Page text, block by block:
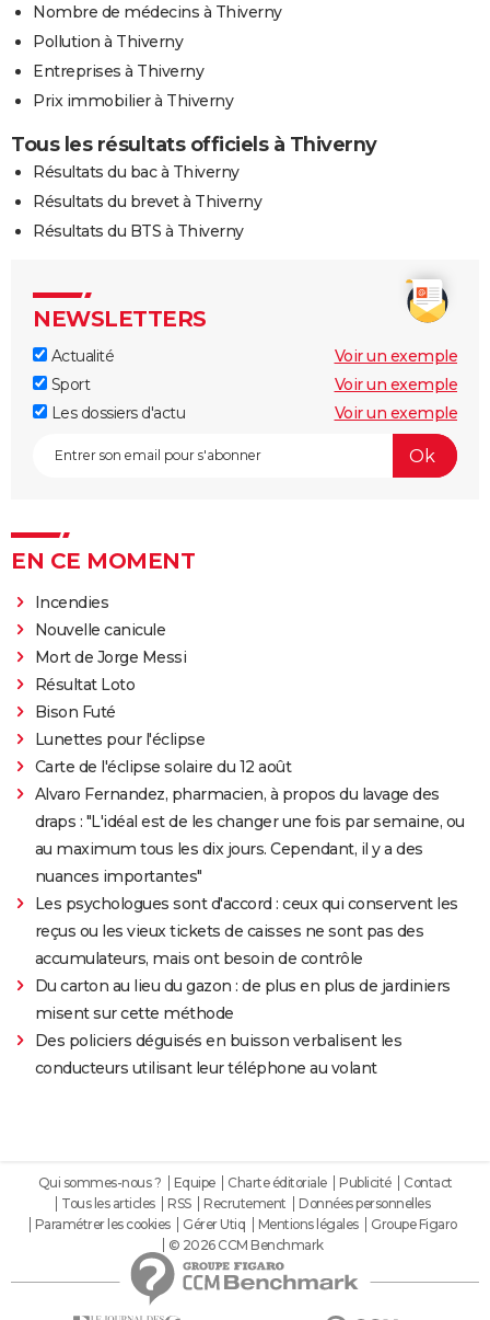
Nombre de médecins à Thiverny
Pollution à Thiverny
Entreprises à Thiverny
Prix immobilier à Thiverny
Tous les résultats officiels à Thiverny
Résultats du bac à Thiverny
Résultats du brevet à Thiverny
Résultats du BTS à Thiverny
NEWSLETTERS
Actualité
Voir un exemple
Sport
Voir un exemple
Les dossiers d'actu
Voir un exemple
EN CE MOMENT
Incendies
Nouvelle canicule
Mort de Jorge Messi
Résultat Loto
Bison Futé
Lunettes pour l'éclipse
Carte de l'éclipse solaire du 12 août
Alvaro Fernandez, pharmacien, à propos du lavage des
draps : "L'idéal est de les changer une fois par semaine, ou
au maximum tous les dix jours. Cependant, il y a des
nuances importantes"
Les psychologues sont d'accord : ceux qui conservent les
reçus ou les vieux tickets de caisses ne sont pas des
accumulateurs, mais ont besoin de contrôle
Du carton au lieu du gazon : de plus en plus de jardiniers
misent sur cette méthode
Des policiers déguisés en buisson verbalisent les
conducteurs utilisant leur téléphone au volant
Qui sommes-nous ? Equipe Charte éditoriale Publicité
Contact
Tous les articles
RSS Recrutement
Données personnelles
Paramétrer les cookies
Gérer Utiq Mentions légales
Groupe Figaro
© 2026 CCM Benchmark